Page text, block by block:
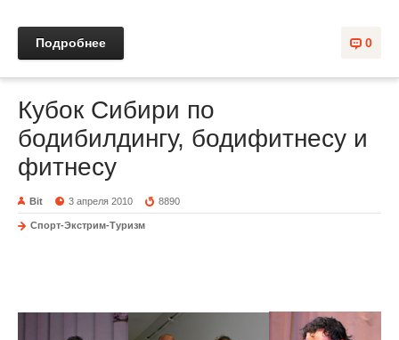
0
Подробнее
Кубок Сибири по
бодибилдингу, бодифитнесу и
фитнесу
Bit 3 апреля 2010 8890
Спорт-Экстрим-Туризм